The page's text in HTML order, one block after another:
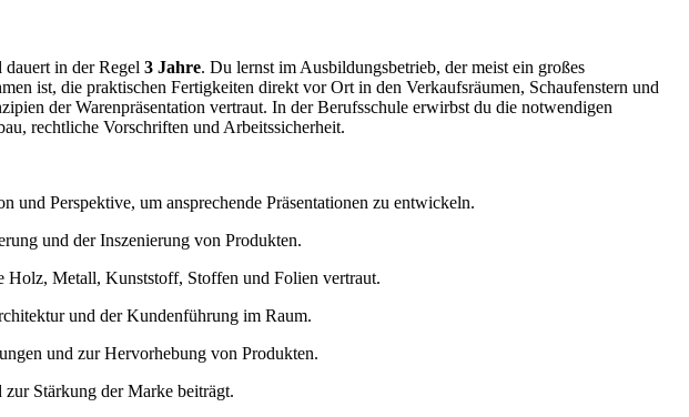
in der Regel 3 Jahre. Du lernst im Ausbildungsbetrieb, der meist ein großes
ist, die praktischen Fertigkeiten direkt vor Ort in den Verkaufsräumen, Schaufenstern und
der Warenpräsentation vertraut. In der Berufsschule erwirbst du die notwendigen
rechtliche Vorschriften und Arbeitssicherheit.
Perspektive, um ansprechende Präsentationen zu entwickeln.
und der Inszenierung von Produkten.
Holz, Metall, Kunststoff, Stoffen und Folien vertraut.
und der Kundenführung im Raum.
und zur Hervorhebung von Produkten.
Stärkung der Marke beiträgt.